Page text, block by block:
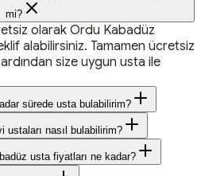
mi?
olarak Ordu Kabadüz
alabilirsiniz. Tamamen ücretsiz
size uygun usta ile
sürede usta bulabilirim?
ustaları nasıl bulabilirim?
usta fiyatları ne kadar?